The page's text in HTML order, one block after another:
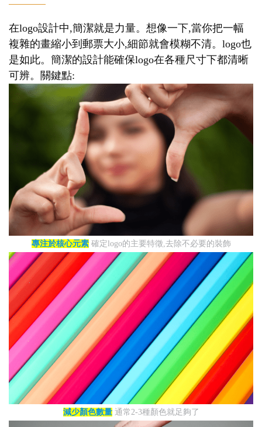
在logo設計中,簡潔就是力量。想像一下,當你把一幅
複雜的畫縮小到郵票大小,細節就會模糊不清。logo也
是如此。簡潔的設計能確保logo在各種尺寸下都清晰
可辨。關鍵點:
專注於核心元素確定logo的主要特徵,去除不必要的裝飾
減少顏色數量通常2-3種顏色就足夠了